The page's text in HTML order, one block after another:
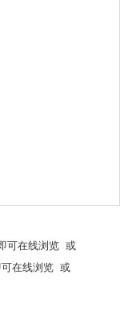
可在线浏览 或
可在线浏览 或